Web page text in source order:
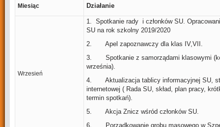
Miesiąc Działanie
Wrzesień
1. Spotkanie rady i członków SU.
SU na rok szkolny 2019/2020
2. Apel zapoznawczy dla klas IV,VII.
3. Spotkanie z samorządami klasowymi
września).
4. Aktualizacja tablicy informacyjnej SU,
internetowej ( Rada SU, skład, plan pracy,
termin spotkań).
5. Akcja Znicz wśród członków SU.
6. Porządkowanie grobu masowego w